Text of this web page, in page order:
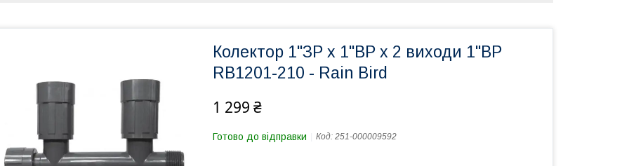
Колектор 1"ЗР х 1"ВР х 2 виходи 1"ВР
RB1201-210 - Rain Bird
1 299 ₴
Готово до відправки Код: 251-000009592